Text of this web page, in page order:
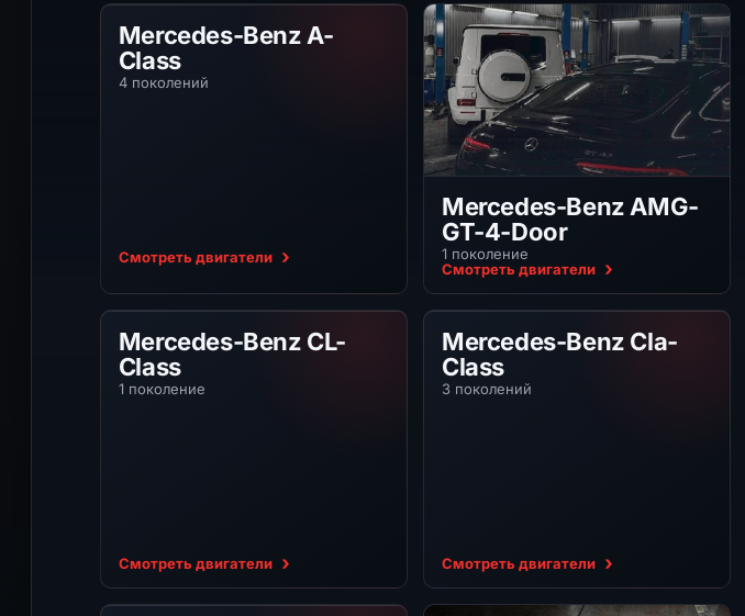
Mercedes-Benz A-Class
Mercedes-Benz A-
Class
4 поколений
Смотреть двигатели
Mercedes-Benz AMG-
GT-4-Door
1 поколение
Смотреть двигатели
Mercedes-Benz CL-Class
Mercedes-Benz CL-
Class
1 поколение
Смотреть двигатели
Mercedes-Benz Cla-Class
Mercedes-Benz Cla-
Class
3 поколений
Смотреть двигатели